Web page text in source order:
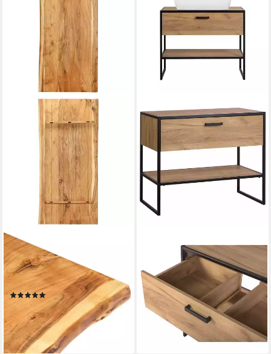
VIDAXL
Waschtisch 114 x 52 x 25 cm
Badezimmer-Waschtischplatte
Massivholz Akazie 118x55x
(1)
169,45 €
lieferbar - in 5-6 Werktagen bei dir
Waschtisch MANHATTAN-56,
mit Keramik-Aufsatzbecken
Eiche/schwarz B/H/T:
90/94/50cm
434,15 €
UVP535,99 €
lieferbar in 3 Wochen